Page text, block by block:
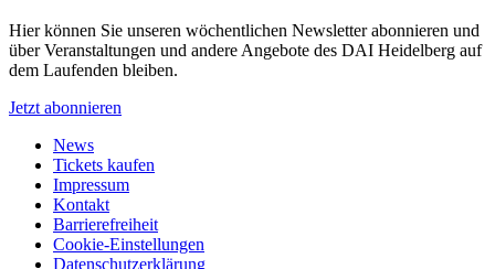
Hier können Sie unseren wöchentlichen Newsletter abonnieren und
über Veranstaltungen und andere Angebote des DAI Heidelberg auf
dem Laufenden bleiben.
Jetzt abonnieren
News
Tickets kaufen
Impressum
Kontakt
Barrierefreiheit
Cookie-Einstellungen
Datenschutzerklärung